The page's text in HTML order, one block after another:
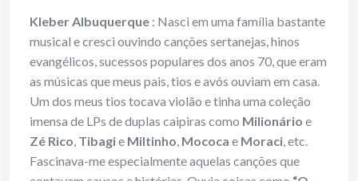
Kleber Albuquerque : Nasci em uma família bastante
musical e cresci ouvindo canções sertanejas, hinos
evangélicos, sucessos populares dos anos 70, que eram
as músicas que meus pais, tios e avós ouviam em casa.
Um dos meus tios tocava violão e tinha uma coleção
imensa de LPs de duplas caipiras como Milionário e
Zé Rico, Tibagie Miltinho, Mococa e Moraci, etc.
Fascinava-me especialmente aquelas canções que